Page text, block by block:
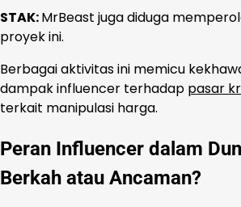
STAK:MrBeast juga diduga
proyek ini.
Berbagai aktivitas ini memicu
dampak influencer terhadap pasar
terkait manipulasi harga.
Peran Influencer dalam
Berkah atau Ancaman?